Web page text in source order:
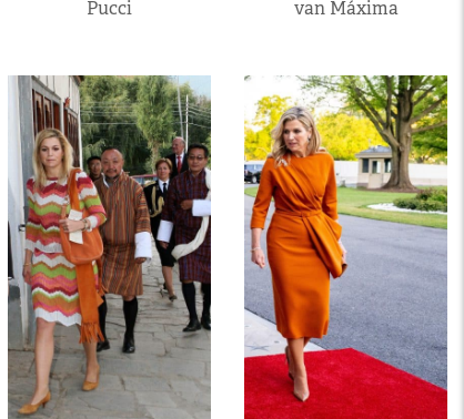
Pucci
van Máxima